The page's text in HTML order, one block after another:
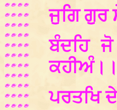
ਜੁਗਿ ਗੁਰ
ਬੰਦਹਿ
ਕਹੀਅੰ।।
ਪਰਤਖਿ